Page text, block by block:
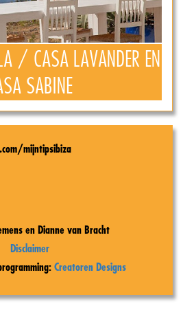
/ CASA LAVANDER EN
SABINE
mijntipsibiza
en Dianne van Bracht
Disclaimer
Creatoren Designs